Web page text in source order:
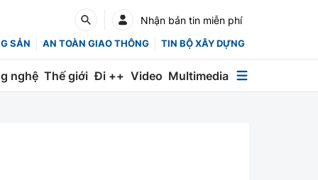
Nhận bản tin miễn phí
SẢN AN TOÀN GIAO THÔNG TIN BỘ XÂY DỰNG
nghệ Thế giới Đi ++ Video Multimedia